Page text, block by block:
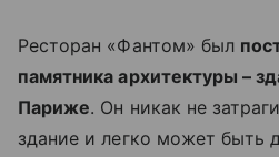
Ресторан «Фантом» был
памятника архитектуры –
Париже. Он никак не
здание и легко может быть